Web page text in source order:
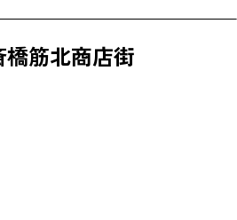
橋筋北商店街